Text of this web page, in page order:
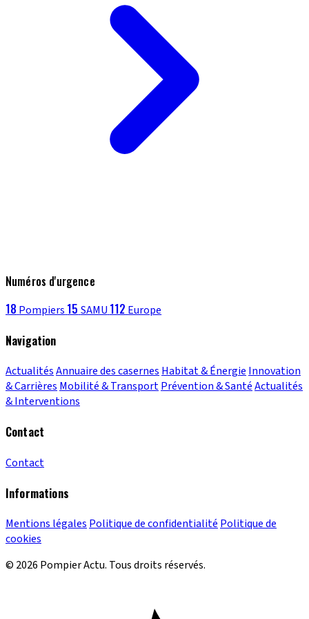
Numéros d'urgence
18 Pompiers 15 SAMU 112 Europe
Navigation
ActualitésAnnuaire des casernes Habitat & Énergie Innovation
& Carrières Mobilité & TransportPrévention & SantéActualités
& Interventions
Contact
Contact
Informations
Mentions légales Politique de confidentialité Politique de
cookies
© 2026 Pompier Actu. Tous droits réservés.